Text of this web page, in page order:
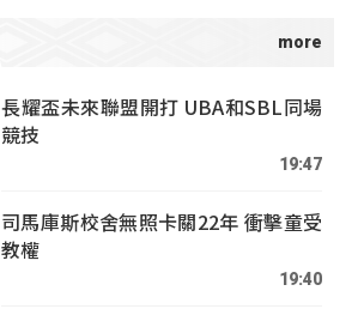
長耀盃未來聯盟開打 UBA和SBL同場
競技
19:47
司馬庫斯校舍無照卡關22年 衝擊童受
教權
19:40